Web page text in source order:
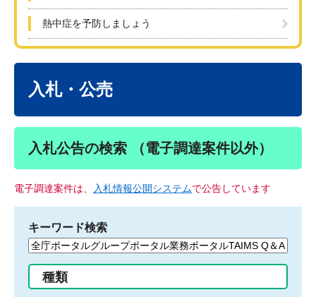
熱中症を予防しましょう
入札・公売
入札公告の検索 （電子調達案件以外）
電子調達案件は、 入札情報公開システムで公告しています
キーワード検索
検
る
種類